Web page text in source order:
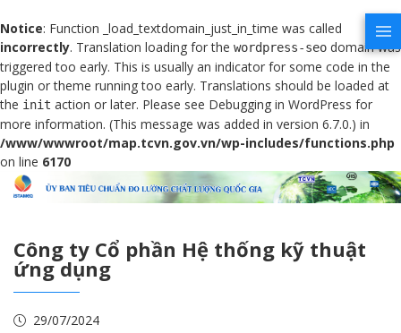
Notice: Function _load_textdomain_just_in_time was called
incorrectly. Translation loading for the wordpress-seo domain was
triggered too early. This is usually an indicator for some code in the
plugin or theme running too early. Translations should be loaded at
the init action or later. Please see Debugging in WordPress for
more information. (This message was added in version 6.7.0.) in
/www/wwwroot/map.tcvn.gov.vn/wp-includes/functions.php
on line 6170
Công ty Cổ phần Hệ thống kỹ thuật
ứng dụng
29/07/2024